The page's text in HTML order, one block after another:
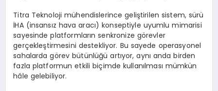
Titra Teknoloji mühendislerince geliştirilen sistem, sürü
İHA (insansız hava aracı) konseptiyle uyumlu mimarisi
sayesinde platformların senkronize görevler
gerçekleştirmesini destekliyor. Bu sayede operasyonel
sahalarda görev bütünlüğü artıyor, aynı anda birden
fazla platformun etkili biçimde kullanılması mümkün
hâle gelebiliyor.